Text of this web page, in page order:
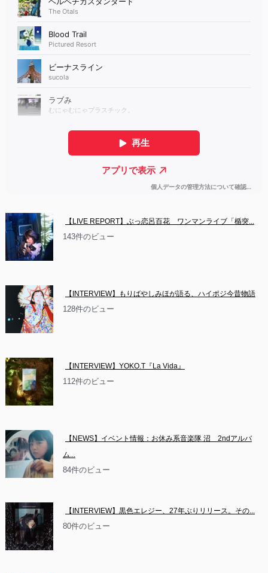
【LIVE REPORT】ぶっ恋呂百花　ワンマンライブ「楯突...
143件のビュー
【INTERVIEW】もりばやしみほが語る、ハイポジ今昔物語
128件のビュー
【INTERVIEW】YOKO.T『La Vida』
112件のビュー
【NEWS】イベント情報：お休み系音楽隊 沼　2ndアルバ
ム...
84件のビュー
【INTERVIEW】黒色エレジー、27年ぶりリリース。その...
80件のビュー